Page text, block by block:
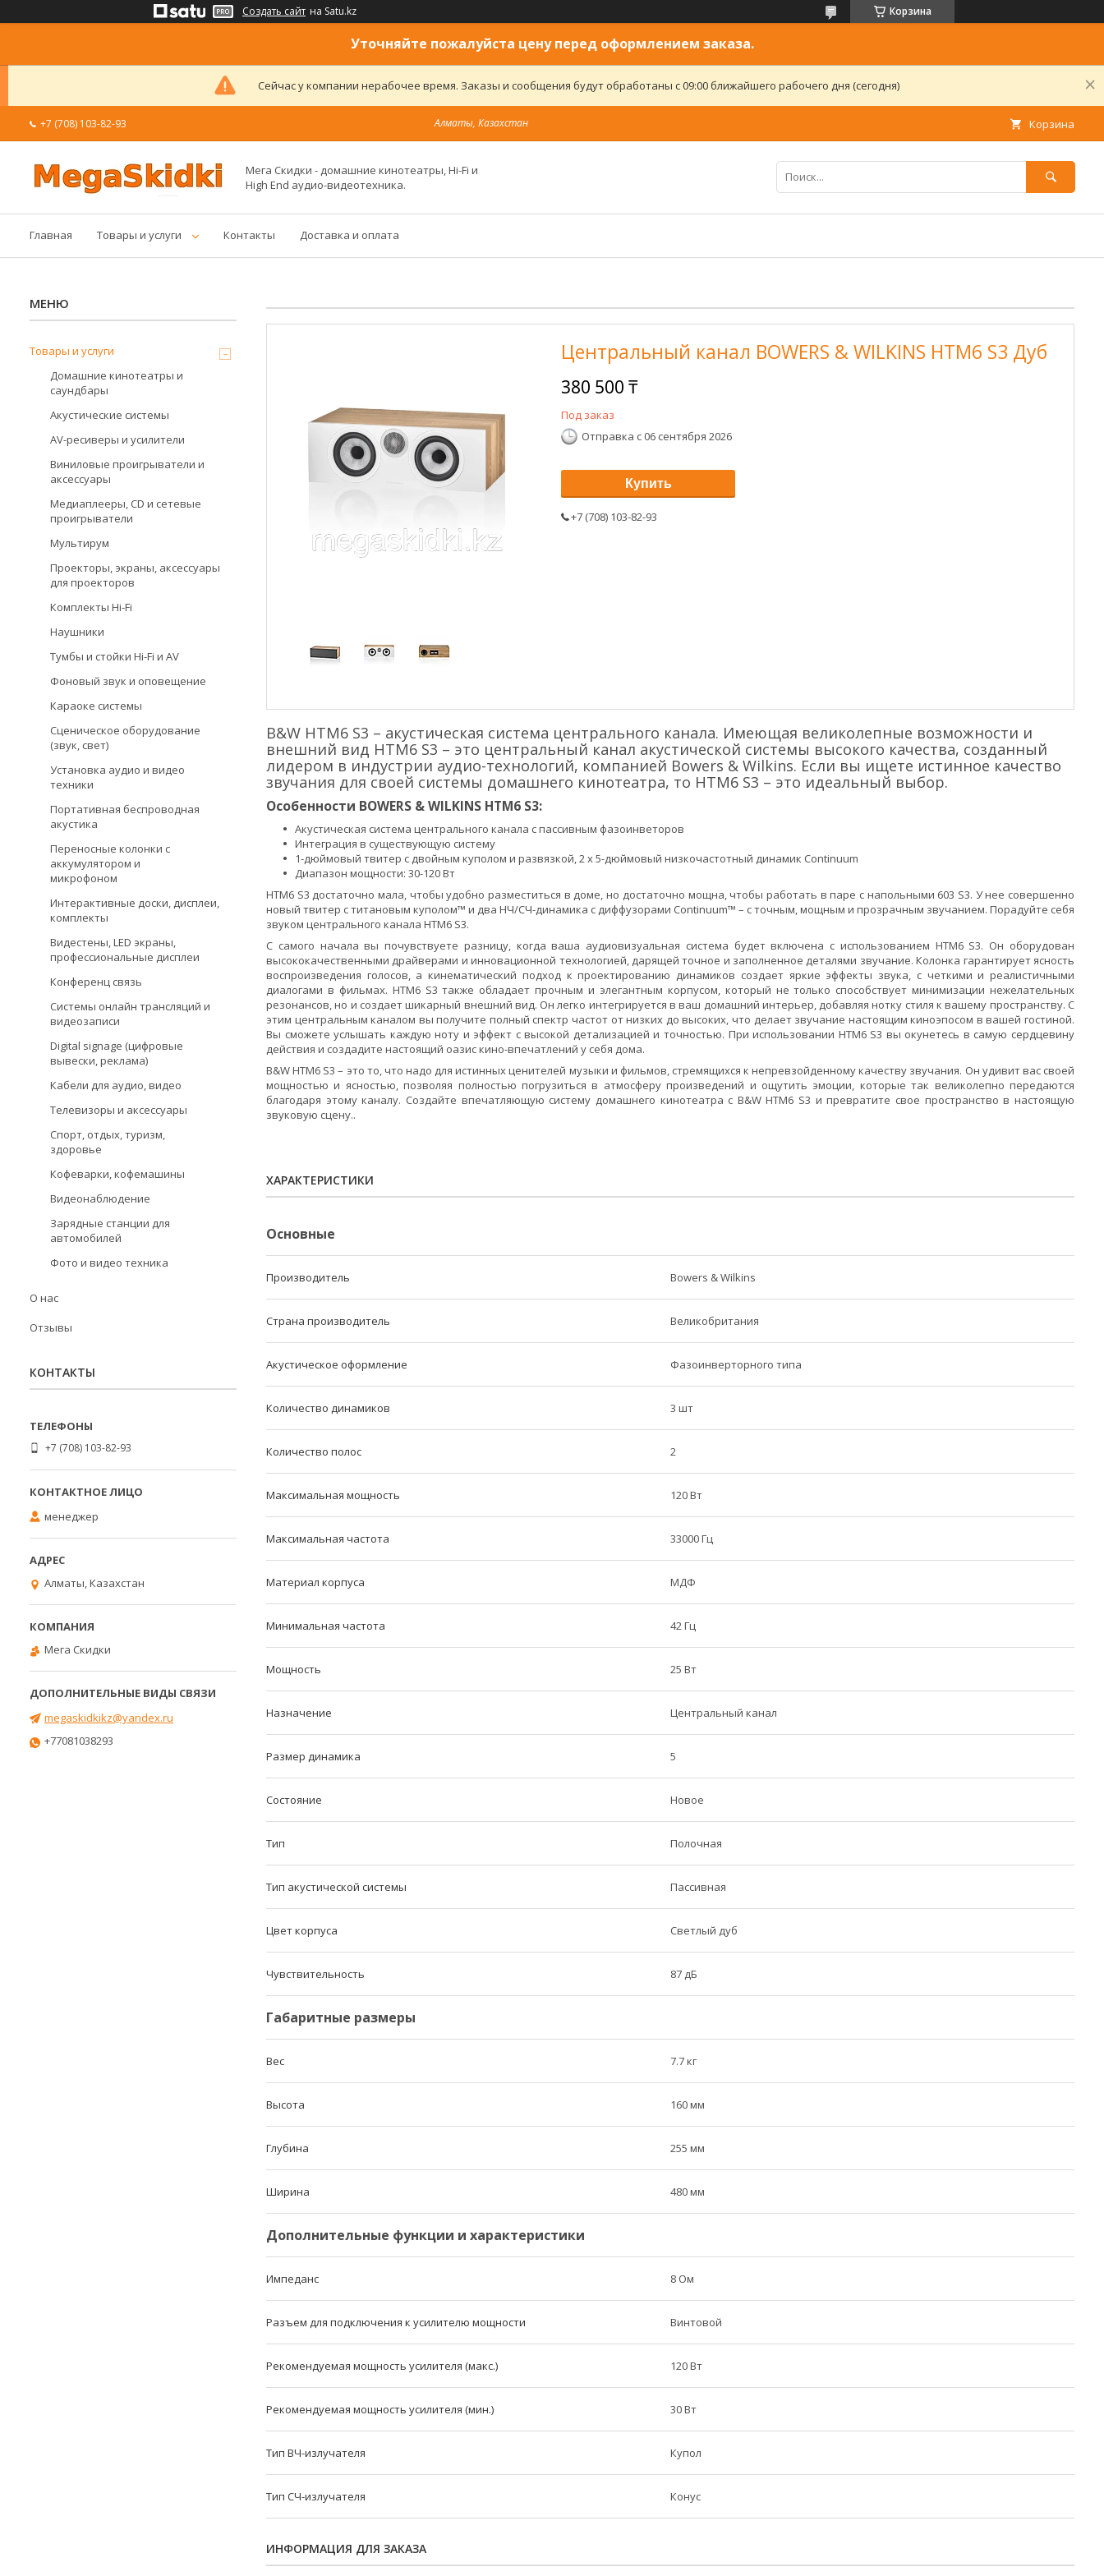
Создать сайт на Satu.kz Корзина
Уточняйте пожалуйста цену перед оформлением заказа.
Сейчас у компании нерабочее время. Заказы и сообщения будут обработаны с 09:00 ближайшего рабочего дня (сегодня)
+7 (708) 103-82-93 Алматы, Казахстан Корзина
Мега Скидки - домашние кинотеатры, Hi-Fi и
High End аудио-видеотехника.
Главная Товары и услуги Контакты Доставка и оплата
Центральный канал BOWERS & WILKINS HTM6 S3 Дуб
380 500 ₸
Под заказ
Отправка с 06 сентября 2026
Купить
+7 (708) 103-82-93
B&W HTM6 S3 – акустическая система центрального канала. Имеющая великолепные возможности и
внешний вид HTM6 S3 – это центральный канал акустической системы высокого качества, созданный
лидером в индустрии аудио-технологий, компанией Bowers & Wilkins. Если вы ищете истинное качество
звучания для своей системы домашнего кинотеатра, то HTM6 S3 – это идеальный выбор.
Особенности BOWERS & WILKINS HTM6 S3:
Акустическая система центрального канала с пассивным фазоинветоров
Интеграция в существующую систему
1-дюймовый твитер с двойным куполом и развязкой, 2 x 5-дюймовый низкочастотный динамик Continuum
Диапазон мощности: 30-120 Вт
HTM6 S3 достаточно мала, чтобы удобно разместиться в доме, но достаточно мощна, чтобы работать в паре с напольными 603 S3. У нее совершенно
новый твитер с титановым куполом™ и два НЧ/СЧ-динамика с диффузорами Continuum™ – с точным, мощным и прозрачным звучанием. Порадуйте себя
звуком центрального канала HTM6 S3.
С самого начала вы почувствуете разницу, когда ваша аудиовизуальная система будет включена с использованием HTM6 S3. Он оборудован
высококачественными драйверами и инновационной технологией, дарящей точное и заполненное деталями звучание. Колонка гарантирует ясность
воспроизведения голосов, а кинематический подход к проектированию динамиков создает яркие эффекты звука, с четкими и реалистичными
диалогами в фильмах. HTM6 S3 также обладает прочным и элегантным корпусом, который не только способствует минимизации нежелательных
резонансов, но и создает шикарный внешний вид. Он легко интегрируется в ваш домашний интерьер, добавляя нотку стиля к вашему пространству. С
этим центральным каналом вы получите полный спектр частот от низких до высоких, что делает звучание настоящим киноэпосом в вашей гостиной.
Вы сможете услышать каждую ноту и эффект с высокой детализацией и точностью. При использовании HTM6 S3 вы окунетесь в самую сердцевину
действия и создадите настоящий оазис кино-впечатлений у себя дома.
B&W HTM6 S3 – это то, что надо для истинных ценителей музыки и фильмов, стремящихся к непревзойденному качеству звучания. Он удивит вас своей
мощностью и ясностью, позволяя полностью погрузиться в атмосферу произведений и ощутить эмоции, которые так великолепно передаются
благодаря этому каналу. Создайте впечатляющую систему домашнего кинотеатра с B&W HTM6 S3 и превратите свое пространство в настоящую
звуковую сцену..
ХАРАКТЕРИСТИКИ
Основные
Производитель Bowers & Wilkins
Страна производитель Великобритания
Акустическое оформление Фазоинверторного типа
Количество динамиков 3 шт
Количество полос 2
Максимальная мощность 120 Вт
Максимальная частота 33000 Гц
Материал корпуса МДФ
Минимальная частота 42 Гц
Мощность 25 Вт
Назначение Центральный канал
Размер динамика 5
Состояние Новое
Тип Полочная
Тип акустической системы Пассивная
Цвет корпуса Светлый дуб
Чувствительность 87 дБ
Габаритные размеры
Вес 7.7 кг
Высота 160 мм
Глубина 255 мм
Ширина 480 мм
Дополнительные функции и характеристики
Импеданс 8 Ом
Разъем для подключения к усилителю мощности Винтовой
Рекомендуемая мощность усилителя (макс.) 120 Вт
Рекомендуемая мощность усилителя (мин.) 30 Вт
Тип ВЧ-излучателя Купол
Тип СЧ-излучателя Конус
ИНФОРМАЦИЯ ДЛЯ ЗАКАЗА
Товары и услуги
Домашние кинотеатры и
саундбары
Акустические системы
AV-ресиверы и усилители
Виниловые проигрыватели и
аксессуары
Медиаплееры, CD и сетевые
проигрыватели
Мультирум
Проекторы, экраны, аксессуары
для проекторов
Комплекты Hi-Fi
Наушники
Тумбы и стойки Hi-Fi и AV
Фоновый звук и оповещение
Караоке системы
Сценическое оборудование
(звук, свет)
Установка аудио и видео
техники
Портативная беспроводная
акустика
Переносные колонки с
аккумулятором и
микрофоном
Интерактивные доски, дисплеи,
комплекты
Видестены, LED экраны,
профессиональные дисплеи
Конференц связь
Системы онлайн трансляций и
видеозаписи
Digital signage (цифровые
вывески, реклама)
Кабели для аудио, видео
Телевизоры и аксессуары
Спорт, отдых, туризм,
здоровье
Кофеварки, кофемашины
Видеонаблюдение
Зарядные станции для
автомобилей
Фото и видео техника
О нас
Отзывы
КОНТАКТЫ
+7 (708) 103-82-93
менеджер
Алматы, Казахстан
Мега Скидки
megaskidkikz@yandex.ru
+77081038293